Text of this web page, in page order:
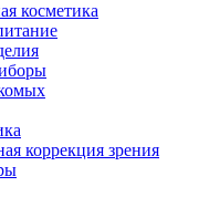
косметика
коррекция зрения